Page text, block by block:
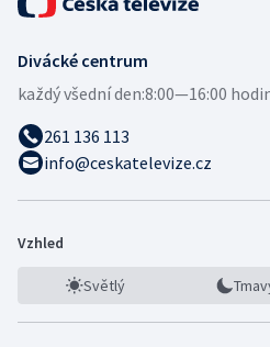
Divácké centrum
každý všední den:8:00—16:00
261 136 113
info@ceskatelevize.cz
Vzhled
Světlý